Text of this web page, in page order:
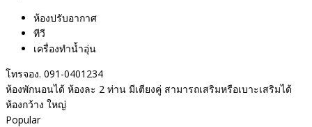
ห้องปรับอากาศ
ทีวี
เครื่องทำน้ำอุ่น
โทรจอง. 091-0401234
ห้องพักนอนได้ ห้องละ 2 ท่าน มีเตียงคู่ สามารถเสริมหรือเบาะเสริมได้
ห้องกว้าง ใหญ่
Popular